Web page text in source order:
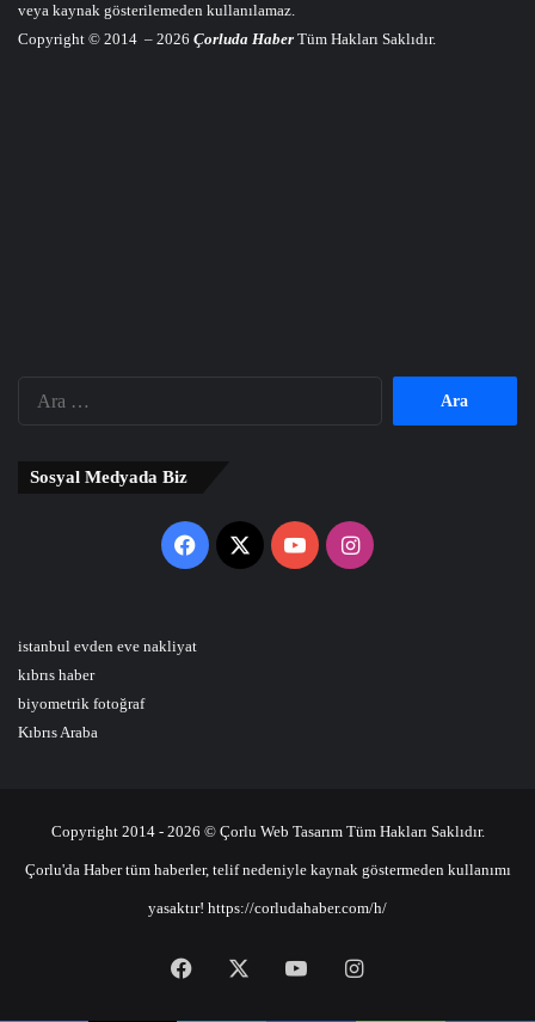
veya kaynak gösterilemeden kullanılamaz.
Copyright © 2014 – 2026 Çorluda Haber Tüm Hakları Saklıdır.
Sosyal Medyada Biz
Facebook
X YouTubeInstagram
istanbul evden eve nakliyat
kıbrıs haber
biyometrik fotoğraf
Kıbrıs Araba
Copyright 2014 - 2026 © Çorlu Web Tasarım Tüm Hakları Saklıdır.
Çorlu'da Haber tüm haberler, telif nedeniyle kaynak göstermeden kullanımı
yasaktır! https://corludahaber.com/h/
Facebook YouTubeInstagram